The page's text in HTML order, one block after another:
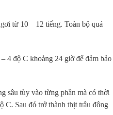
từ 10 – 12 tiếng. Toàn bộ quá
4 độ C khoảng 24 giờ để đảm bảo
sâu tùy vào từng phần mà có thời
C. Sau đó trở thành thịt trâu đông